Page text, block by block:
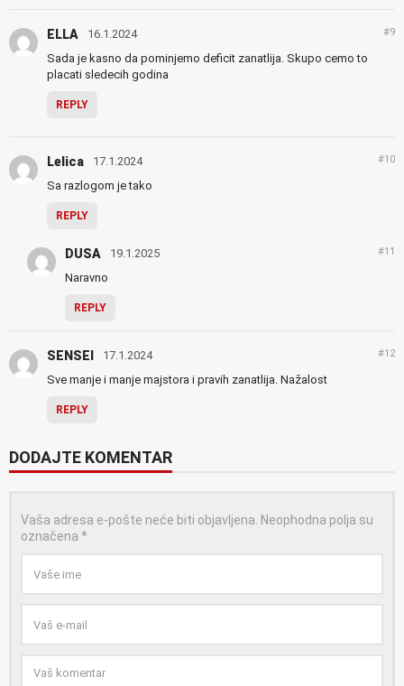
ELLA 16.1.2024 #9
Sada je kasno da pominjemo deficit zanatlija. Skupo cemo to
placati sledecih godina
REPLY
Lelica 17.1.2024 #10
Sa razlogom je tako
REPLY
DUSA 19.1.2025 #11
Naravno
REPLY
SENSEI 17.1.2024 #12
Sve manje i manje majstora i pravih zanatlija. Nažalost
REPLY
DODAJTE KOMENTAR
Vaša adresa e-pošte neće biti objavljena. Neophodna polja su
označena *